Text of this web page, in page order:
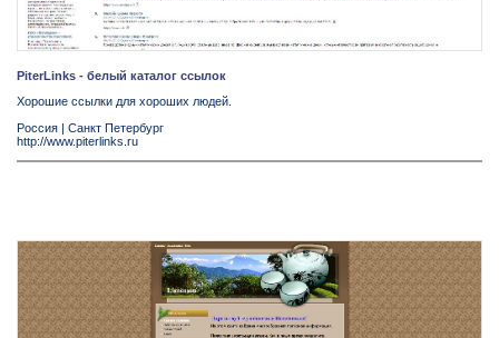
PiterLinks - белый каталог ссылок
Хорошие ссылки для хороших людей.
Россия | Санкт Петербург
http://www.piterlinks.ru